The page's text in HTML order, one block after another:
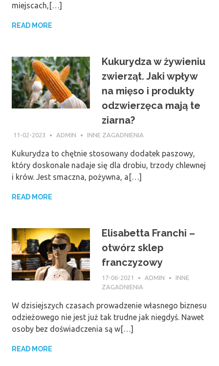
miejscach,[…]
READ MORE
Kukurydza w żywieniu
zwierząt. Jaki wpływ
na mięso i produkty
odzwierzęca mają te
ziarna?
11-02-2023 ADMIN INNE ZAGADNIENIA
Kukurydza to chętnie stosowany dodatek paszowy,
który doskonale nadaje się dla drobiu, trzody chlewnej
i krów. Jest smaczna, pożywna, a[…]
READ MORE
Elisabetta Franchi –
otwórz sklep
franczyzowy
17-06-2021 ADMIN
INNE
ZAGADNIENIA
W dzisiejszych czasach prowadzenie własnego biznesu
odzieżowego nie jest już tak trudne jak niegdyś. Nawet
osoby bez doświadczenia są w[…]
READ MORE